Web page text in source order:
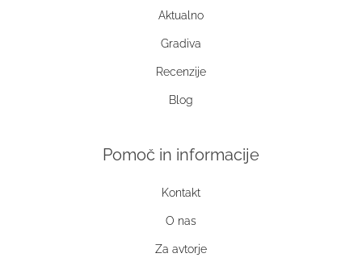
Aktualno
Gradiva
Recenzije
Blog
Pomoč in informacije
Kontakt
O nas
Za avtorje